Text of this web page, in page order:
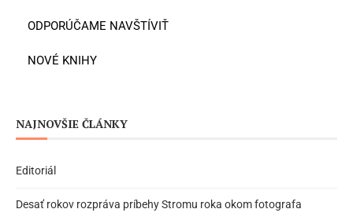
ODPORÚČAME NAVŠTÍVIŤ
NOVÉ KNIHY
NAJNOVŠIE ČLÁNKY
Editoriál
Desať rokov rozpráva príbehy Stromu roka okom fotografa